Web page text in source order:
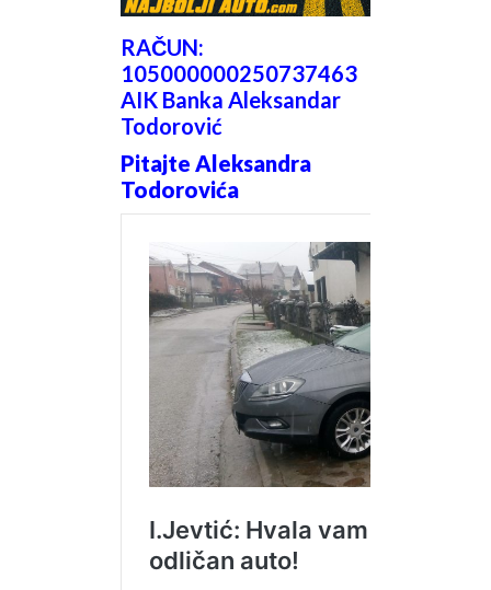
RAČUN:
105000000250737463
AIK Banka Aleksandar
Todorović
Pitajte Aleksandra
Todorovića